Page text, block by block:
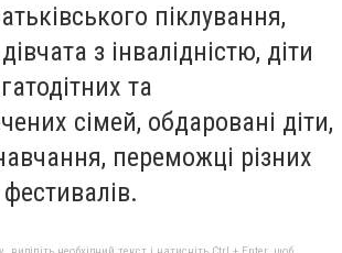
піклування,
з інвалідністю, діти
та
сімей, обдаровані діти,
переможці різних